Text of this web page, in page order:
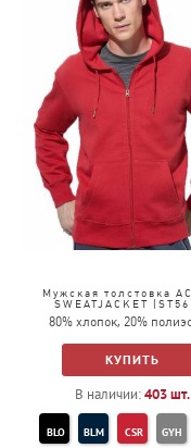
Мужская толстовка
SWEATJACKET
80% хлопок, 20%
КУПИТЬ
В наличии:403шт.
BLO BLM CSR GYH